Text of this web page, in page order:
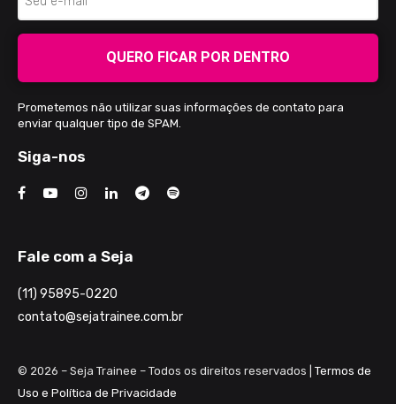
QUERO FICAR POR DENTRO
Prometemos não utilizar suas informações de contato para
enviar qualquer tipo de SPAM.
Siga-nos
Fale com a Seja
(11) 95895-0220
contato@sejatrainee.com.br
© 2026 – Seja Trainee – Todos os direitos reservados | Termos de
Uso e Política de Privacidade